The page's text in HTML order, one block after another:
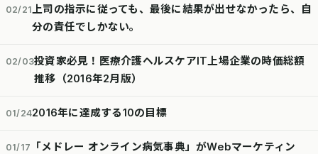
02/21上司の指示に従っても、最後に結果が出せなかったら、自
分の責任でしかない。
02/03投資家必見！医療介護ヘルスケアIT上場企業の時価総額
推移（2016年2月版）
01/242016年に達成する10の目標
01/17
「メドレー オンライン病気事典」がWebマーケティン